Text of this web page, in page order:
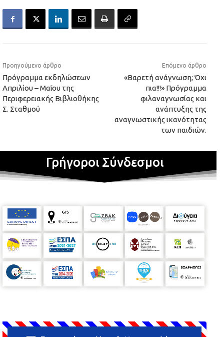
Προηγούμενο άρθρο
Πρόγραμμα εκδηλώσεων
Απριλίου – Μαΐου της
Περιφερειακής Βιβλιοθήκης
Σ. Σταθμού
Επόμενο άρθρο
«Βαρετή ανάγνωση; Όχι
πια!!!» Πρόγραμμα
φιλαναγνωσίας και
ανάπτυξης της
αναγνωστικής ικανότητας
των παιδιών.
Γρήγοροι Σύνδεσμοι